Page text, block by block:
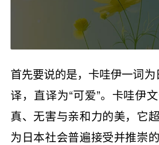
首先要说的是，卡哇伊一词为
译，直译为“可爱”。卡哇伊
真、无害与亲和力的美，它
为日本社会普遍接受并推崇